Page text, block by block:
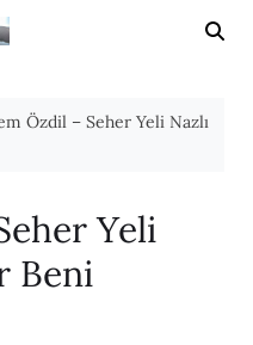
Özdil – Seher Yeli Nazlı
Yeli
Beni